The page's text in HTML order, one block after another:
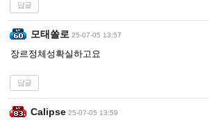
답글
모태쏠로 25-07-05 13:57
장르정체성확실하고요
답글
Calipse 25-07-05 13:59